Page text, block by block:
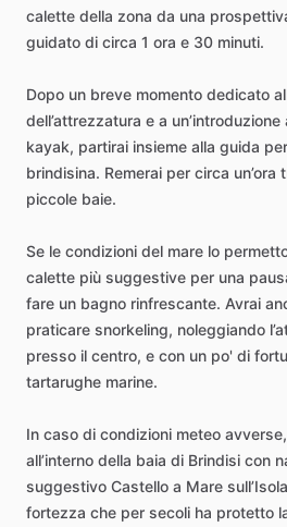
calette della zona da una
guidato di circa 1 ora e 30 minuti.
Dopo un breve momento dedicato
dell’attrezzatura e a un’introduzione
kayak, partirai insieme alla guida per
brindisina. Remerai per circa un’ora
piccole baie.
Se le condizioni del mare lo
calette più suggestive per una
fare un bagno rinfrescante. Avrai
praticare snorkeling, noleggiando
presso il centro, e con un po' di
tartarughe marine.
In caso di condizioni meteo avverse,
all’interno della baia di Brindisi con
suggestivo Castello a Mare sull’Isola
fortezza che per secoli ha protetto